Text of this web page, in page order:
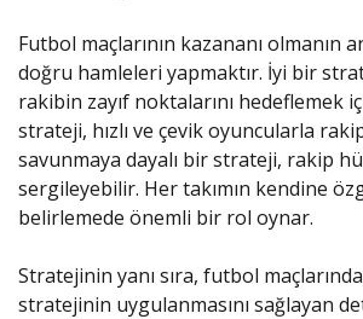
Futbol maçlarının kazananı
doğru hamleleri yapmaktır. İyi bir
rakibin zayıf noktalarını hedeflemek
strateji, hızlı ve çevik oyuncularla
savunmaya dayalı bir strateji, rakip
sergileyebilir. Her takımın kendine
belirlemede önemli bir rol oynar.
Stratejinin yanı sıra, futbol
stratejinin uygulanmasını sağlayan